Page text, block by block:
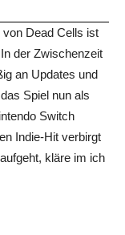
Dead Cells ist
der Zwischenzeit
an Updates und
Spiel nun als
Switch
Indie-Hit verbirgt
kläre im ich